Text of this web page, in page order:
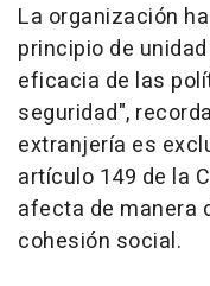
La organización
principio de
eficacia de las
seguridad",
extranjería es
artículo 149 de la
afecta de manera
cohesión social.